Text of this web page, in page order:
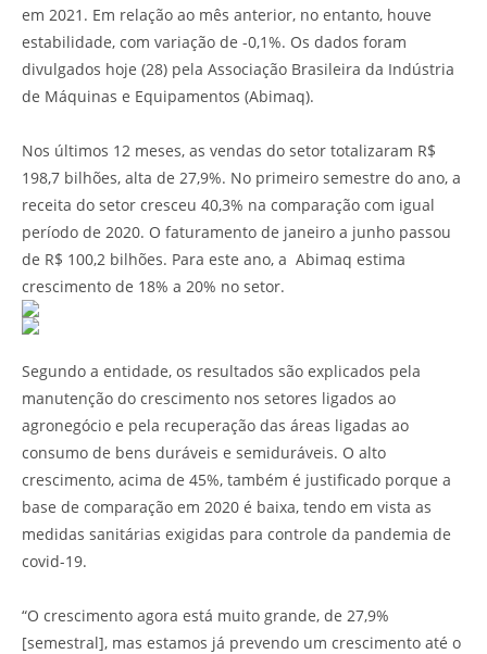
em 2021. Em relação ao mês anterior, no entanto, houve
estabilidade, com variação de -0,1%. Os dados foram
divulgados hoje (28) pela Associação Brasileira da Indústria
de Máquinas e Equipamentos (Abimaq).
Nos últimos 12 meses, as vendas do setor totalizaram R$
198,7 bilhões, alta de 27,9%. No primeiro semestre do ano, a
receita do setor cresceu 40,3% na comparação com igual
período de 2020. O faturamento de janeiro a junho passou
de R$ 100,2 bilhões. Para este ano, a Abimaq estima
crescimento de 18% a 20% no setor.
Segundo a entidade, os resultados são explicados pela
manutenção do crescimento nos setores ligados ao
agronegócio e pela recuperação das áreas ligadas ao
consumo de bens duráveis e semiduráveis. O alto
crescimento, acima de 45%, também é justificado porque a
base de comparação em 2020 é baixa, tendo em vista as
medidas sanitárias exigidas para controle da pandemia de
covid-19.
“O crescimento agora está muito grande, de 27,9%
[semestral], mas estamos já prevendo um crescimento até o